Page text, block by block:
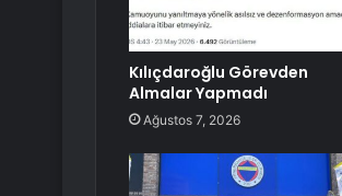
Kılıçdaroğlu Görevden
Almalar Yapmadı
Ağustos 7, 2026